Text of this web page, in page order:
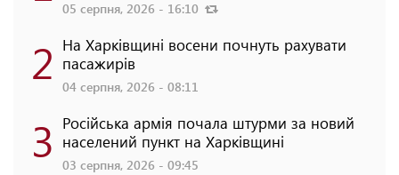
05 серпня, 2026 - 16:10
2 На Харківщині восени почнуть рахувати
пасажирів
04 серпня, 2026 - 08:11
3 Російська армія почала штурми за новий
населений пункт на Харківщині
03 серпня, 2026 - 09:45